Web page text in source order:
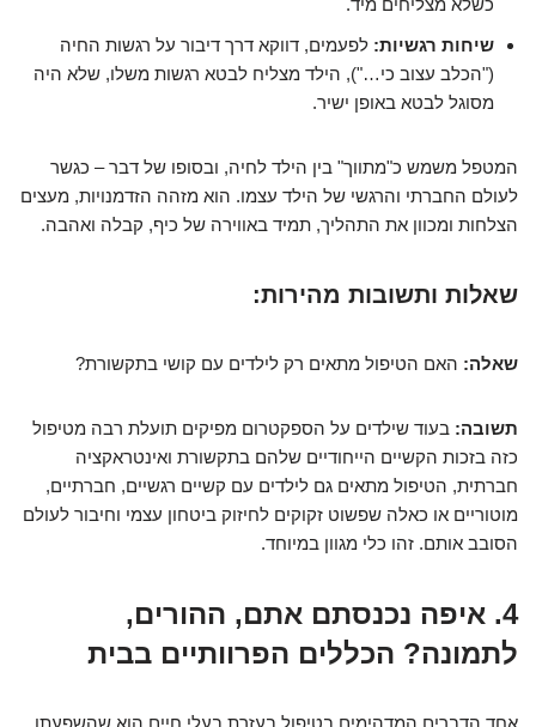
כשלא מצליחים מיד.
שיחות רגשיות: לפעמים, דווקא דרך דיבור על רגשות החיה
("הכלב עצוב כי…"), הילד מצליח לבטא רגשות משלו, שלא היה
מסוגל לבטא באופן ישיר.
המטפל משמש כ"מתווך" בין הילד לחיה, ובסופו של דבר – כגשר
לעולם החברתי והרגשי של הילד עצמו. הוא מזהה הזדמנויות, מעצים
הצלחות ומכוון את התהליך, תמיד באווירה של כיף, קבלה ואהבה.
שאלות ותשובות מהירות:
שאלה: האם הטיפול מתאים רק לילדים עם קושי בתקשורת?
תשובה: בעוד שילדים על הספקטרום מפיקים תועלת רבה מטיפול
כזה בזכות הקשיים הייחודיים שלהם בתקשורת ואינטראקציה
חברתית, הטיפול מתאים גם לילדים עם קשיים רגשיים, חברתיים,
מוטוריים או כאלה שפשוט זקוקים לחיזוק ביטחון עצמי וחיבור לעולם
הסובב אותם. זהו כלי מגוון במיוחד.
4. איפה נכנסתם אתם, ההורים,
לתמונה? הכללים הפרוותיים בבית
אחד הדברים המדהימים בטיפול בעזרת בעלי חיים הוא שהשפעתו